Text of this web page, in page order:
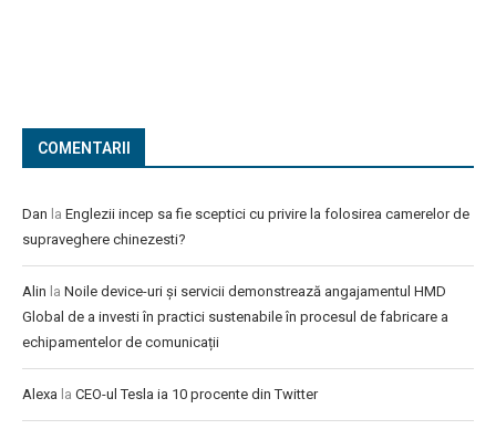
COMENTARII
Dan la Englezii incep sa fie sceptici cu privire la folosirea camerelor de
supraveghere chinezesti?
Alin la Noile device-uri și servicii demonstrează angajamentul HMD
Global de a investi în practici sustenabile în procesul de fabricare a
echipamentelor de comunicații
Alexa la CEO-ul Tesla ia 10 procente din Twitter